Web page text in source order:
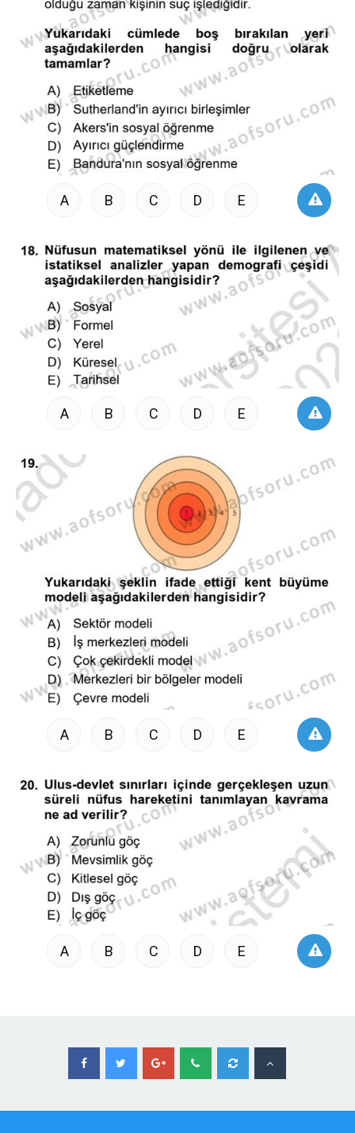
A B C D E
A B C D E
A B C D E
A B C D E